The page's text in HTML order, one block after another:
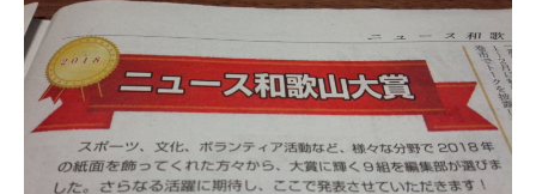
-誤嚥・誤嚥性肺炎とは
-誤嚥のQ&A(コラム)
-誤嚥・誤嚥性肺炎の予防策
会社情報